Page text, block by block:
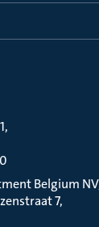
Belgium NV
7